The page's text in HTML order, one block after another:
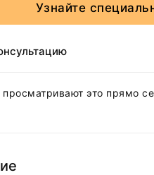
Узнайте
просматривают это прямо